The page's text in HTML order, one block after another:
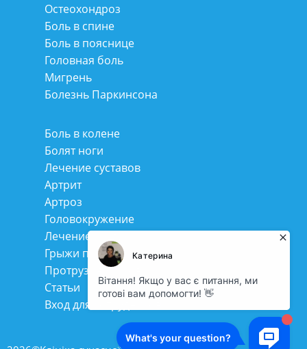
Остеохондроз
Боль в спине
Боль в пояснице
Головная боль
Мигрень
Болезнь Паркинсона
Боль в колене
Болят ноги
Лечение суставов
Артрит
Артроз
Головокружение
Лечение сколиоза
Грыжи позвоночника
Протрузия дисков
Статьи
Вход для сотрудников